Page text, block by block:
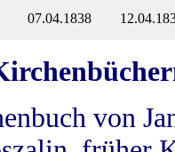
07.04.1838
von